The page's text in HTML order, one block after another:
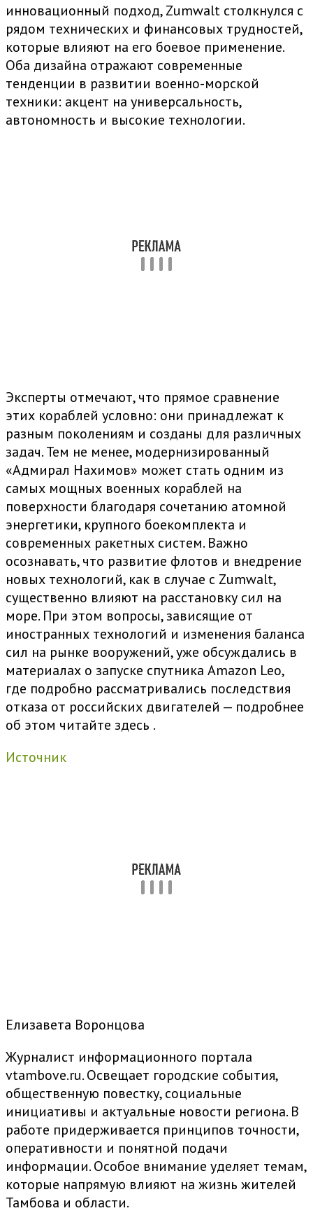
инновационный подход, Zumwalt столкнулся с
рядом технических и финансовых трудностей,
которые влияют на его боевое применение.
Оба дизайна отражают современные
тенденции в развитии военно-морской
техники: акцент на универсальность,
автономность и высокие технологии.
Эксперты отмечают, что прямое сравнение
этих кораблей условно: они принадлежат к
разным поколениям и созданы для различных
задач. Тем не менее, модернизированный
«Адмирал Нахимов» может стать одним из
самых мощных военных кораблей на
поверхности благодаря сочетанию атомной
энергетики, крупного боекомплекта и
современных ракетных систем. Важно
осознавать, что развитие флотов и внедрение
новых технологий, как в случае с Zumwalt,
существенно влияют на расстановку сил на
море. При этом вопросы, зависящие от
иностранных технологий и изменения баланса
сил на рынке вооружений, уже обсуждались в
материалах о запуске спутника Amazon Leo,
где подробно рассматривались последствия
отказа от российских двигателей — подробнее
об этом читайте здесь .
Источник
Елизавета Воронцова
Журналист информационного портала
vtambove.ru. Освещает городские события,
общественную повестку, социальные
инициативы и актуальные новости региона. В
работе придерживается принципов точности,
оперативности и понятной подачи
информации. Особое внимание уделяет темам,
которые напрямую влияют на жизнь жителей
Тамбова и области.